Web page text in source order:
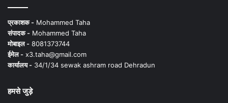
प्रकाशक - Mohammed Taha
संपादक - Mohammed Taha
मोबाइल - 8081373744
ईमेल - x3.taha@gmail.com
कार्यालय - 34/1/34 sewak ashram road Dehradun
हमसे जुड़े